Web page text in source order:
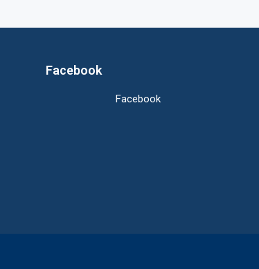
Facebook
Facebook